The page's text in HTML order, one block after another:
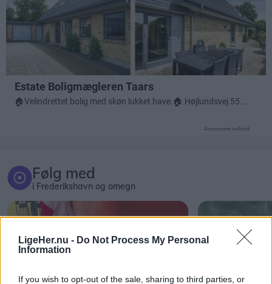
LigeHer.nu - Do Not Process My Personal
Information
If you wish to opt-out of the sale, sharing to third parties, or
Annonceret indhold
Følg med
i Frederikshavn og omegn